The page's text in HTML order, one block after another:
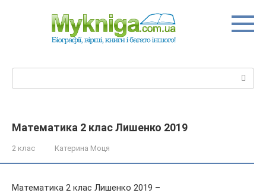
Математика 2 клас Лишенко 2019
2 клас Катерина Моця
Математика 2 клас Лишенко 2019 –